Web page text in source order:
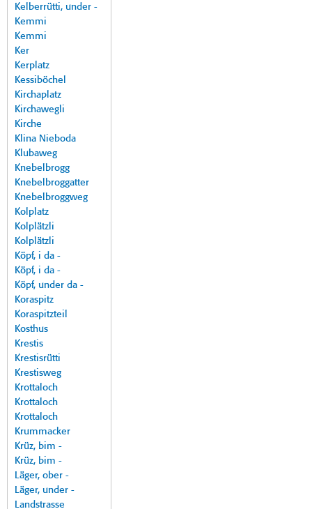
Kelberrütti, under -
Kemmi
Kemmi
Ker
Kerplatz
Kessiböchel
Kirchaplatz
Kirchawegli
Kirche
Klina Nieboda
Klubaweg
Knebelbrogg
Knebelbroggatter
Knebelbroggweg
Kolplatz
Kolplätzli
Kolplätzli
Köpf, i da -
Köpf, i da -
Köpf, under da -
Koraspitz
Koraspitzteil
Kosthus
Krestis
Krestisrütti
Krestisweg
Krottaloch
Krottaloch
Krottaloch
Krummacker
Krüz, bim -
Krüz, bim -
Läger, ober -
Läger, under -
Landstrasse